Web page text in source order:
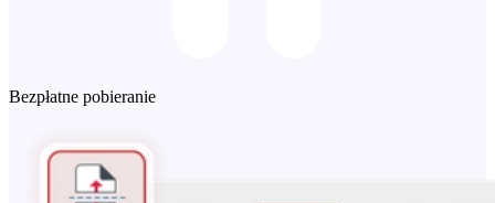
Bezpłatne pobieranie